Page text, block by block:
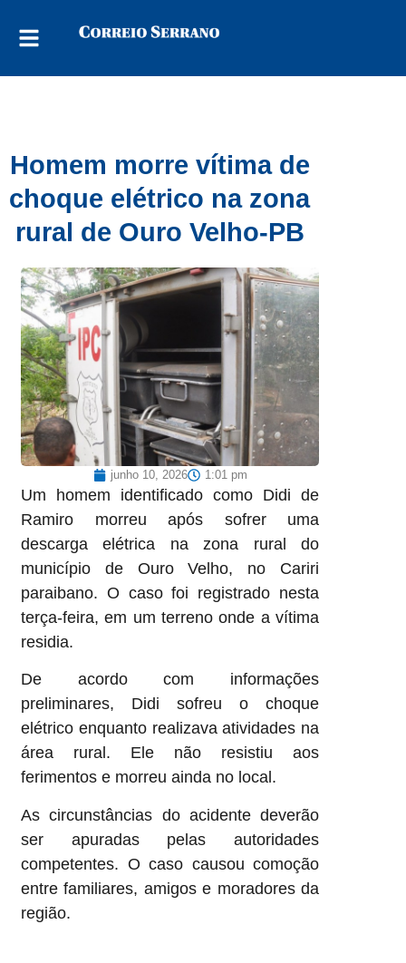
Homem morre vítima de
choque elétrico na zona
rural de Ouro Velho-PB
junho 10, 2026 1:01 pm
Um homem identificado como Didi de
Ramiro morreu após sofrer uma
descarga elétrica na zona rural do
município de Ouro Velho, no Cariri
paraibano. O caso foi registrado nesta
terça-feira, em um terreno onde a vítima
residia.
De acordo com informações
preliminares, Didi sofreu o choque
elétrico enquanto realizava atividades na
área rural. Ele não resistiu aos
ferimentos e morreu ainda no local.
As circunstâncias do acidente deverão
ser apuradas pelas autoridades
competentes. O caso causou comoção
entre familiares, amigos e moradores da
região.